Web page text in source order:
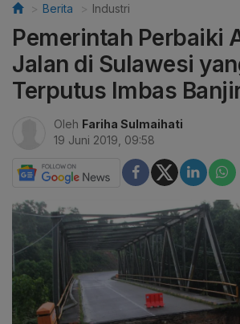
Berita Industri
Pemerintah Perbaiki
Jalan di Sulawesi
Terputus Imbas
Oleh Fariha Sulmaihati
19 Juni 2019, 09:58